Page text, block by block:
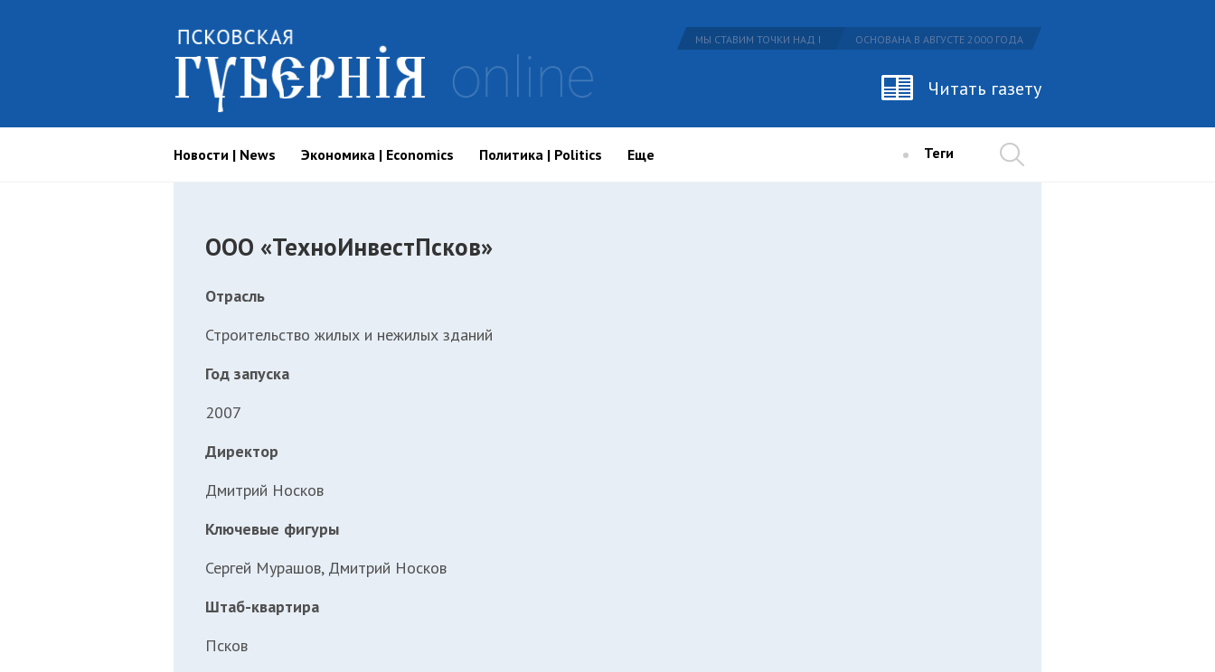
МЫ СТАВИМ ТОЧКИ НАД I ОСНОВАНА В АВГУСТЕ 2000 ГОДА
Читать газету
Новости | News Экономика | Economics Политика | Politics Еще Теги
ООО «ТехноИнвестПсков»
Отрасль
Строительство жилых и нежилых зданий
Год запуска
2007
Директор
Дмитрий Носков
Ключевые фигуры
Сергей Мурашов, Дмитрий Носков
Штаб-квартира
Псков